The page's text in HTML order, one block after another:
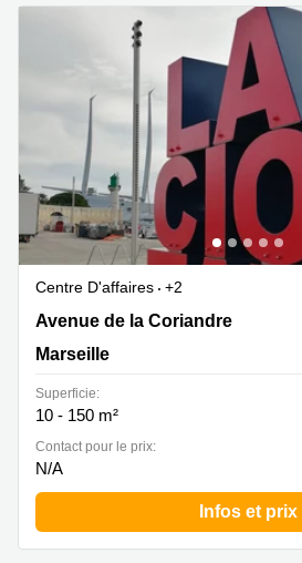
Centre D'affaires
+2
Avenue de la Coriandre 45, Marseille
Avenue de la Coriandre
Marseille
Superficie:
10 - 150 m²
Contact pour le prix:
N/A
Infos et prix